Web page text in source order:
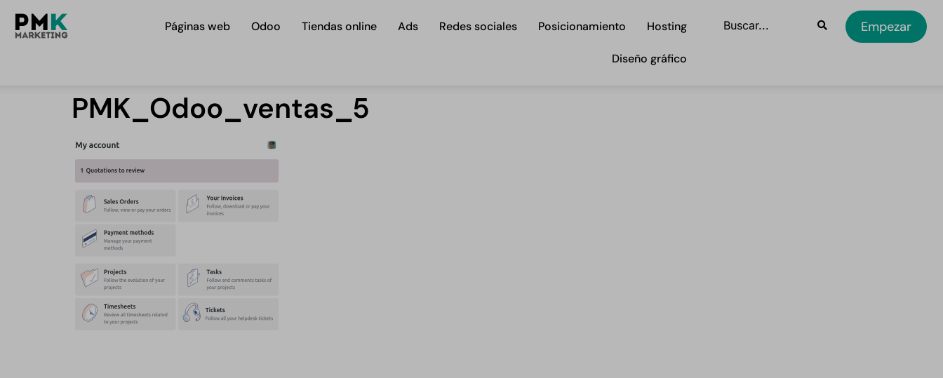
Páginas web Odoo Tiendas online Ads Redes sociales Posicionamiento Hosting
Diseño gráfico
Empezar
PMK_Odoo_ventas_5